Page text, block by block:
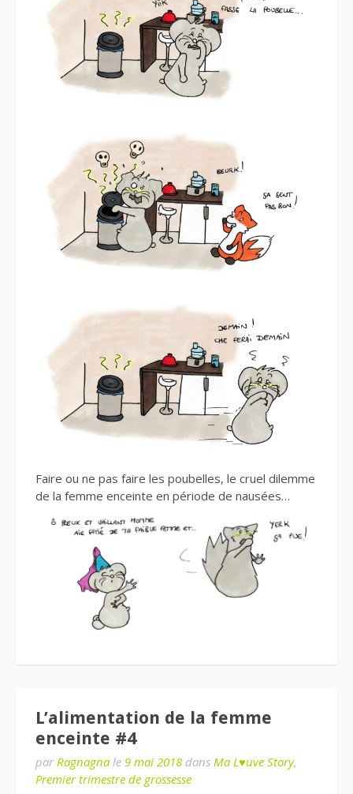
Faire ou ne pas faire les poubelles, le cruel dilemme
de la femme enceinte en période de nausées…
L’alimentation de la femme
enceinte #4
par Ragnagna le 9 mai 2018 dans Ma L♥uve Story,
Premier trimestre de grossesse